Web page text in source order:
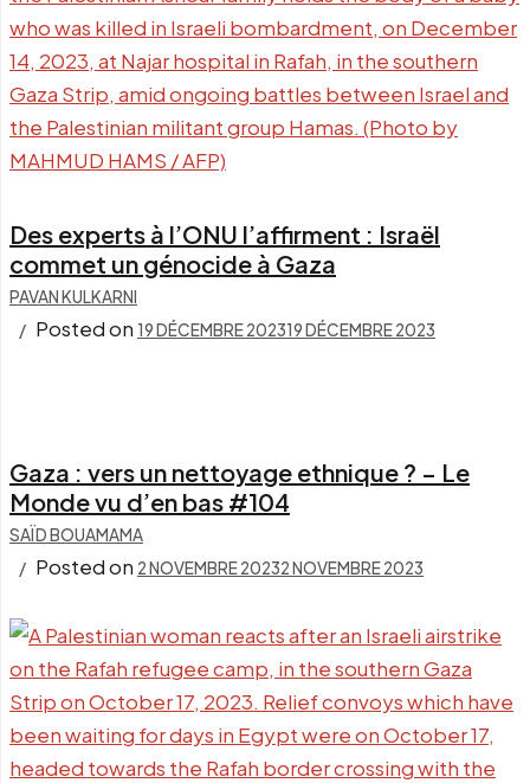
Des experts à l’ONU l’affirment : Israël
commet un génocide à Gaza
PAVAN KULKARNI
Posted on 19 DÉCEMBRE 202319 DÉCEMBRE 2023
Gaza : vers un nettoyage ethnique ? – Le
Monde vu d’en bas #104
SAÏD BOUAMAMA
Posted on 2 NOVEMBRE 20232 NOVEMBRE 2023